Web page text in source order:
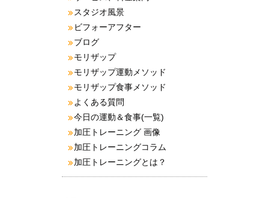
スタジオ風景
ビフォーアフター
ブログ
モリザップ
モリザップ運動メソッド
モリザップ食事メソッド
よくある質問
今日の運動＆食事(一覧)
加圧トレーニング 画像
加圧トレーニングコラム
加圧トレーニングとは？